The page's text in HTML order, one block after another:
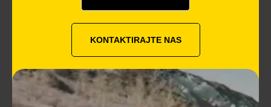
KONTAKTIRAJTE NAS